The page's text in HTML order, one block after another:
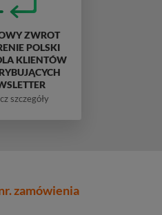
ZWROT
POLSKI
KLIENTÓW
szczegóły
zamówienia